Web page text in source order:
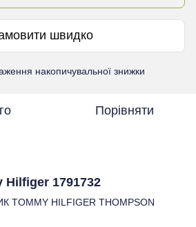
швидко
накопичувальної знижки
Порівняти
Hilfiger 1791732
HILFIGER THOMPSON